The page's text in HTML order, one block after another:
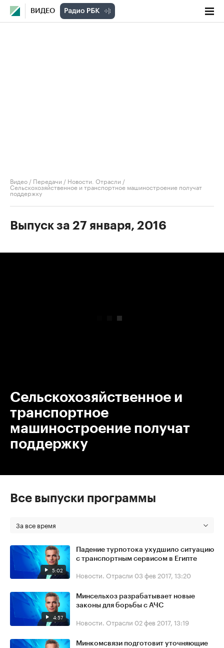
ВИДЕО
Видео / Передачи / Новости. Отрасли /
Сельскохозяйственное и транспортное машиностроение получат
поддержку
Выпуск за 27 января, 2016
Сельскохозяйственное и
транспортное
машиностроение получат
поддержку
Все выпуски программы
За все время
5:02
Падение турпотока ухудшило ситуацию
с транспортным сервисом в Египте
Новости. Отрасли 03 фев 2017, 13:20
4:57
Минсельхоз разрабатывает новые
законы для борьбы с АЧС
Новости. Отрасли 02 фев 2017, 13:19
Минкомсвязи подготовит уточняющие